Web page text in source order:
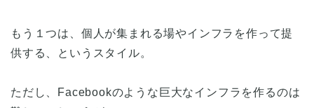
もう１つは、個人が集まれる場やインフラを作って提
供する、というスタイル。
ただし、Facebookのような巨大なインフラを作るのは